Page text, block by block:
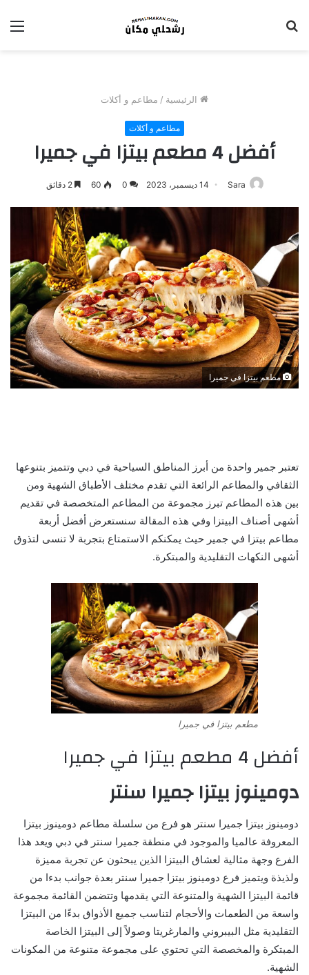
الرئيسية / مطاعم و أكلات
مطاعم و أكلات
أفضل 4 مطعم بيتزا في جميرا
Sara 14 ديسمبر، 2023 0
60 2 دقائق
مطعم بيتزا في جميرا
تعتبر جمير واحدة من أبرز المناطق السياحية في دبي وتتميز بتنوعها
الثقافي والمطاعم الرائعة التي تقدم مختلف الأطباق الشهية ومن
بين هذه المطاعم تبرز مجموعة من المطاعم المتخصصة في تقديم
أشهى أصناف البيتزا وفي هذه المقالة سنستعرض أفضل أربعة
مطاعم بيتزا في جمير حيث يمكنكم الاستمتاع بتجربة لا تنسى لتذوق
أشهى النكهات التقليدية والمبتكرة.
مطعم بيتزا في جميرا
أفضل 4 مطعم بيتزا في جميرا
دومينوز بيتزا جميرا سنتر
دومينوز بيتزا جميرا سنتر هو فرع من سلسلة مطاعم دومينوز بيتزا
المعروفة عالميا والموجود في منطقة جميرا سنتر في دبي ويعد هذا
الفرع وجهة مثالية لعشاق البيتزا الذين يبحثون عن تجربة مميزة
ولذيذة ويتميز فرع دومينوز بيتزا جميرا سنتر بعدة جوانب بدءا من
قائمة البيتزا الشهية والمتنوعة التي يقدمها وتتضمن القائمة مجموعة
واسعة من الطعمات والأحجام لتناسب جميع الأذواق بدءًا من البيتزا
التقليدية مثل البيبروني والمارغريتا وصولاً إلى البيتزا الخاصة
المبتكرة والمخصصة التي تحتوي على مجموعة متنوعة من المكونات
الشهية.